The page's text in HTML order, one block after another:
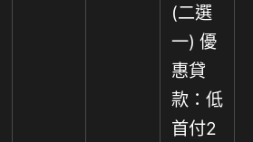
(二選
一) 優
惠貸
款：低
首付2